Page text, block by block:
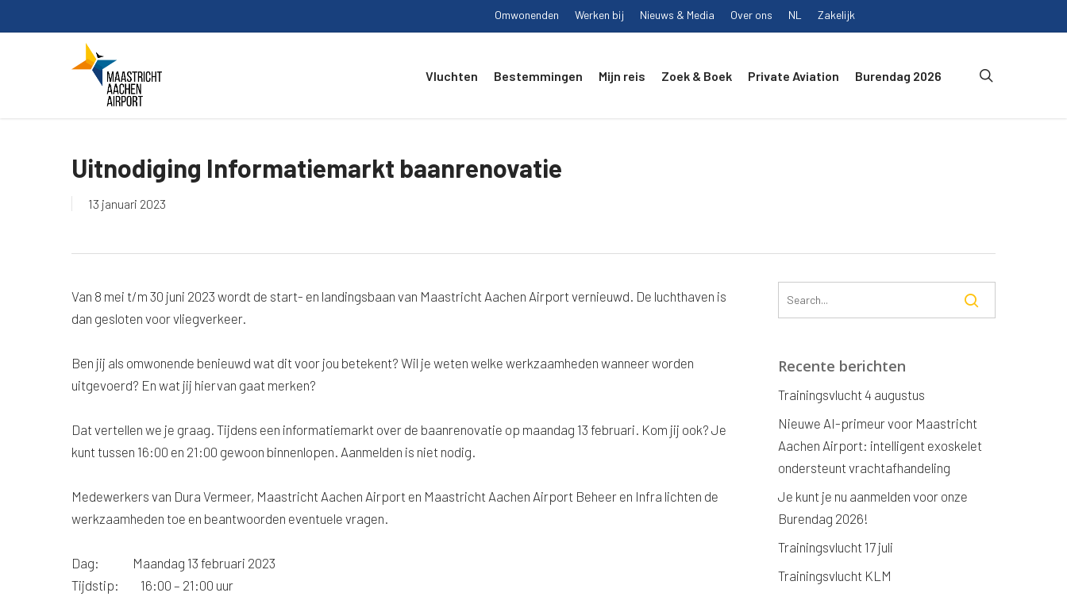
to
Omwonenden Werken bij Nieuws & Media Over ons NL Zakelijk
Vluchten Bestemmingen Mijn reis Zoek & Boek Private Aviation Burendag 2026
Uitnodiging Informatiemarkt baanrenovatie
13 januari 2023
Van 8 mei t/m 30 juni 2023 wordt de start- en landingsbaan van Maastricht Aachen Airport vernieuwd. De luchthaven is
dan gesloten voor vliegverkeer.
Ben jij als omwonende benieuwd wat dit voor jou betekent? Wil je weten welke werkzaamheden wanneer worden
uitgevoerd? En wat jij hiervan gaat merken?
Dat vertellen we je graag. Tijdens een informatiemarkt over de baanrenovatie op maandag 13 februari. Kom jij ook? Je
kunt tussen 16:00 en 21:00 gewoon binnenlopen. Aanmelden is niet nodig.
Medewerkers van Dura Vermeer, Maastricht Aachen Airport en Maastricht Aachen Airport Beheer en Infra lichten de
werkzaamheden toe en beantwoorden eventuele vragen.
Dag: Maandag 13 februari 2023
Tijdstip: 16:00 – 21:00 uur
Recente berichten
Trainingsvlucht 4 augustus
Nieuwe AI-primeur voor Maastricht
Aachen Airport: intelligent exoskelet
ondersteunt vrachtafhandeling
Je kunt je nu aanmelden voor onze
Burendag 2026!
Trainingsvlucht 17 juli
Trainingsvlucht KLM